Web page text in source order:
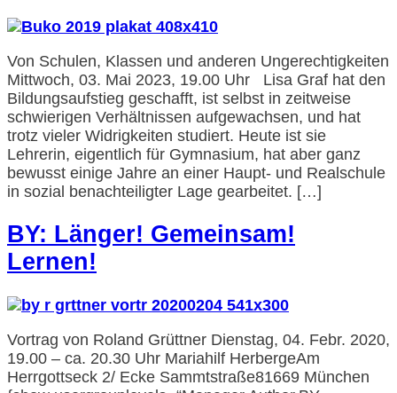
Von Schulen, Klassen und anderen Ungerechtigkeiten
Mittwoch, 03. Mai 2023, 19.00 Uhr Lisa Graf hat den
Bildungsaufstieg geschafft, ist selbst in zeitweise
schwierigen Verhältnissen aufgewachsen, und hat
trotz vieler Widrigkeiten studiert. Heute ist sie
Lehrerin, eigentlich für Gymnasium, hat aber ganz
bewusst einige Jahre an einer Haupt- und Realschule
in sozial benachteiligter Lage gearbeitet. […]
BY: Länger! Gemeinsam!
Lernen!
Vortrag von Roland Grüttner Dienstag, 04. Febr. 2020,
19.00 – ca. 20.30 Uhr Mariahilf HerbergeAm
Herrgottseck 2/ Ecke Sammtstraße81669 München